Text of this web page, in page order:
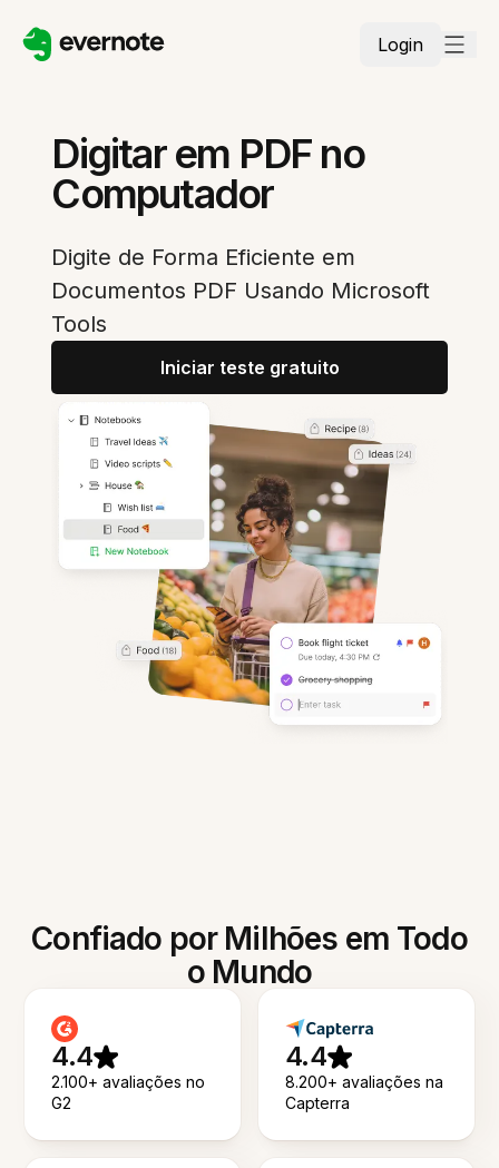
Login
Digitar em PDF no
Computador
Digite de Forma Eficiente em
Documentos PDF Usando Microsoft
Tools
Iniciar teste gratuito
Confiado por Milhões em Todo
o Mundo
4.4
2.100+ avaliações no
G2
4.4
8.200+ avaliações na
Capterra